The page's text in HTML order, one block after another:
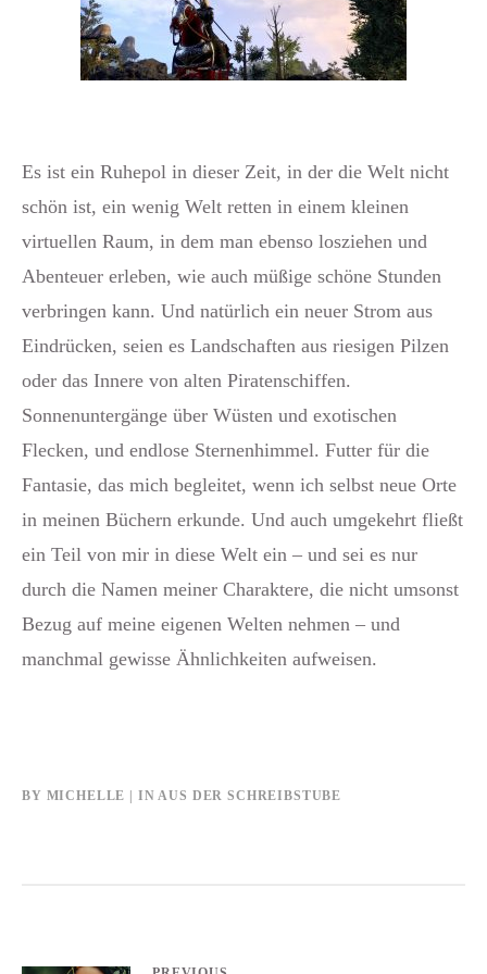
Es ist ein Ruhepol in dieser Zeit, in der die Welt nicht
schön ist, ein wenig Welt retten in einem kleinen
virtuellen Raum, in dem man ebenso losziehen und
Abenteuer erleben, wie auch müßige schöne Stunden
verbringen kann. Und natürlich ein neuer Strom aus
Eindrücken, seien es Landschaften aus riesigen Pilzen
oder das Innere von alten Piratenschiffen.
Sonnenuntergänge über Wüsten und exotischen
Flecken, und endlose Sternenhimmel. Futter für die
Fantasie, das mich begleitet, wenn ich selbst neue Orte
in meinen Büchern erkunde. Und auch umgekehrt fließt
ein Teil von mir in diese Welt ein – und sei es nur
durch die Namen meiner Charaktere, die nicht umsonst
Bezug auf meine eigenen Welten nehmen – und
manchmal gewisse Ähnlichkeiten aufweisen.
BY MICHELLE INAUS DER SCHREIBSTUBE